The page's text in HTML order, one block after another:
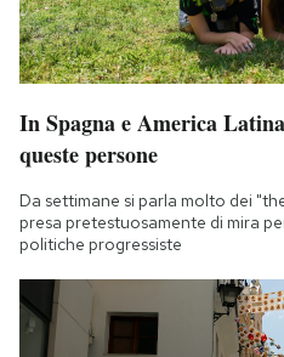
In Spagna e America
queste persone
Da settimane si parla molto dei
presa pretestuosamente di mira
politiche progressiste